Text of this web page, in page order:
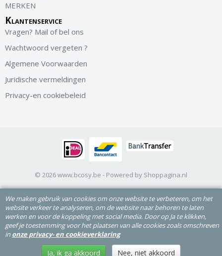
MERKEN
Klantenservice
Vragen? Mail of bel ons
Wachtwoord vergeten ?
Algemene Voorwaarden
Juridische vermeldingen
Privacy-en cookiebeleid
© 2026 www.bcosy.be - Powered by Shoppagina.nl
We maken gebruik van cookies om onze website te verbeteren, om het
website verkeer te analyseren, om de website naar behoren te laten
werken en voor de koppeling met social media. Door op Ja te klikken,
geef je toestemming voor het plaatsen van alle cookies zoals omschreven
in onze privacy- en cookieverklaring
Ja, ik ga akkoord Nee, niet akkoord